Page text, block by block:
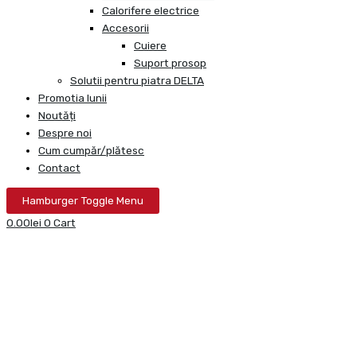
Calorifere electrice
Accesorii
Cuiere
Suport prosop
Solutii pentru piatra DELTA
Promotia lunii
Noutăți
Despre noi
Cum cumpăr/plătesc
Contact
Hamburger Toggle Menu
0.00lei 0 Cart